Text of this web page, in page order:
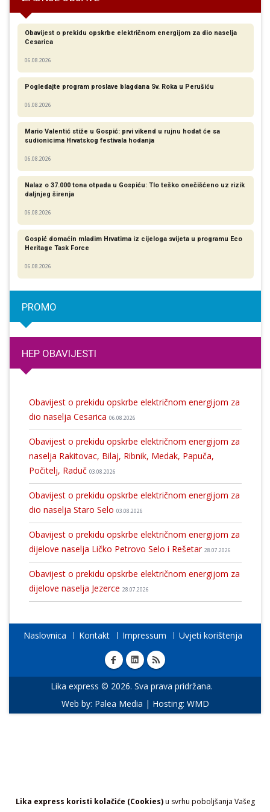
Lika express koristi kolačiće (Cookies)u svrhu poboljšanja Vašeg
Obavijest o prekidu opskrbe električnom energijom za dio naselja
Cesarica
06.08.2026
Pogledajte program proslave blagdana Sv. Roka u Perušiću
06.08.2026
Mario Valentić stiže u Gospić: prvi vikend u rujnu hodat će sa
sudionicima Hrvatskog festivala hodanja
06.08.2026
Nalaz o 37.000 tona otpada u Gospiću: Tlo teško onečišćeno uz rizik
daljnjeg širenja
06.08.2026
Gospić domaćin mladim Hrvatima iz cijeloga svijeta u programu Eco
Heritage Task Force
06.08.2026
PROMO
HEP OBAVIJESTI
Obavijest o prekidu opskrbe električnom energijom za
dio naselja Cesarica 06.08.2026
Obavijest o prekidu opskrbe električnom energijom za
naselja Rakitovac, Bilaj, Ribnik, Medak, Papuča,
Počitelj, Raduč 03.08.2026
Obavijest o prekidu opskrbe električnom energijom za
dio naselja Staro Selo 03.08.2026
Obavijest o prekidu opskrbe električnom energijom za
dijelove naselja Ličko Petrovo Selo i Rešetar 28.07.2026
Obavijest o prekidu opskrbe električnom energijom za
dijelove naselja Jezerce 28.07.2026
Naslovnica Kontakt Impressum Uvjeti korištenja
Lika express © 2026. Sva prava pridržana.
Web by: Palea Media | Hosting: WMD